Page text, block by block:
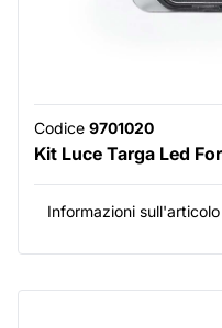
Codice 9701020
Kit Luce Targa Led
Informazioni sull'articolo